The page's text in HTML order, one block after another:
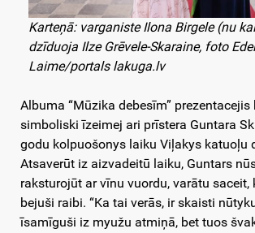
Karteņā: varganiste Ilona Birgele (nu
dzīduoja Ilze Grēvele-Skaraine, foto
Laime/portals lakuga.lv
Albuma “Mūzika debesīm” prezentacejis
simboliski īzeimej ari prīstera Guntara
godu kolpuošonys laiku Viļakys katuoļu
Atsaverūt iz aizvadeitū laiku, Guntars
raksturojūt ar vīnu vuordu, varātu saceit,
bejuši raibi. “Ka tai verās, ir skaisti
īsamīguši iz myužu atmiņā, bet tuos